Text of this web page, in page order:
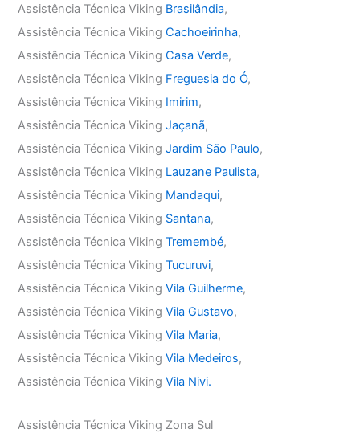
Assistência Técnica Viking Brasilândia,
Assistência Técnica VikingCachoeirinha,
Assistência Técnica VikingCasa Verde,
Assistência Técnica Viking Freguesia do Ó,
Assistência Técnica Viking Imirim,
Assistência Técnica VikingJaçanã,
Assistência Técnica VikingJardim São Paulo,
Assistência Técnica Viking Lauzane Paulista,
Assistência Técnica Viking Mandaqui,
Assistência Técnica Viking Santana,
Assistência Técnica VikingTremembé,
Assistência Técnica VikingTucuruvi,
Assistência Técnica VikingVila Guilherme,
Assistência Técnica VikingVila Gustavo,
Assistência Técnica VikingVila Maria,
Assistência Técnica VikingVila Medeiros,
Assistência Técnica VikingVila Nivi.
Assistência Técnica Viking Zona Sul